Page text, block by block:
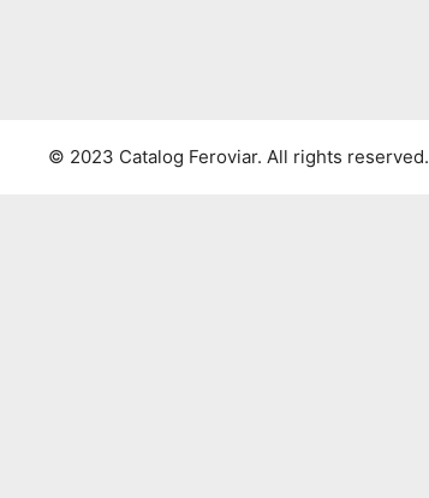
© 2023 Catalog Feroviar. All rights reserved.